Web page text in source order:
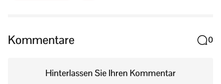
Kommentare 0
Hinterlassen Sie Ihren Kommentar